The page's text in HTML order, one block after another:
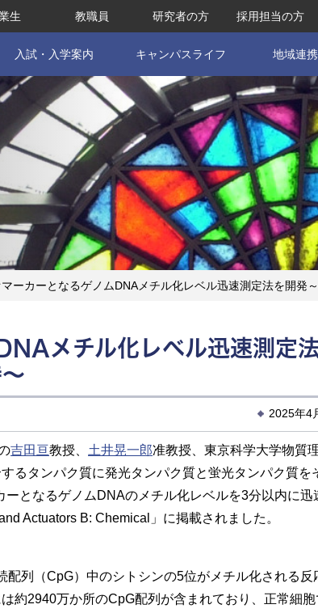
生 教職員 研究者の方 採用担当の方
入試・入学案内 キャンパスライフ 地域連
ーカーとなるゲノムDNAメチル化レベル迅速測定法を開発
メチル化レベル迅速測定
2025年4
吉田亘教授、 土井晃一郎准教授、東京科学大学物質
るタンパク質に発光タンパク質と蛍光タンパク質を
となるゲノムDNAのメチル化レベルを3分以内に迅
Actuators B: Chemical」に掲載されました。
列（CpG）中のシトシンの5位がメチル化される反
約2940万か所のCpG配列が含まれており、正常細胞